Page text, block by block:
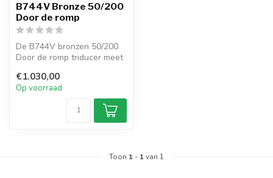
B744V Bronze 50/200
Door de romp
De B744V bronzen 50/200
Door de romp triducer meet
temperat...
€1.030,00
Op voorraad
Toon 1 - 1van 1